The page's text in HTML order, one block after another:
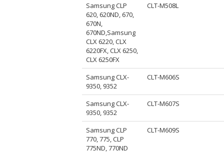
Samsung CLP
620, 620ND, 670,
670N,
670ND,Samsung
CLX 6220, CLX
6220FX, CLX 6250,
CLX 6250FX
CLT-M508L
Samsung CLX-
9350, 9352
CLT-M606S
Samsung CLX-
9350, 9352
CLT-M607S
Samsung CLP
770, 775, CLP
775ND, 770ND
CLT-M609S